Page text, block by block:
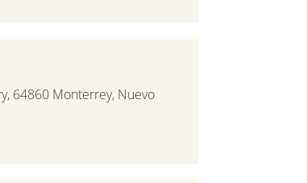
64860 Monterrey, Nuevo